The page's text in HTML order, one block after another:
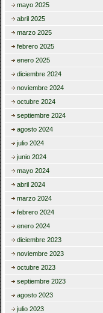
mayo 2025
abril 2025
marzo 2025
febrero 2025
enero 2025
diciembre 2024
noviembre 2024
octubre 2024
septiembre 2024
agosto 2024
julio 2024
junio 2024
mayo 2024
abril 2024
marzo 2024
febrero 2024
enero 2024
diciembre 2023
noviembre 2023
octubre 2023
septiembre 2023
agosto 2023
julio 2023